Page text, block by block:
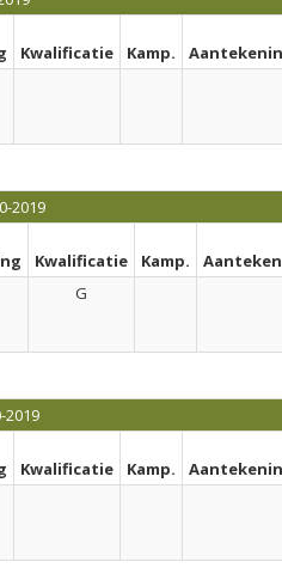
Kwalificatie Kamp.
2019
Kwalificatie Kamp.
G
Kwalificatie Kamp.